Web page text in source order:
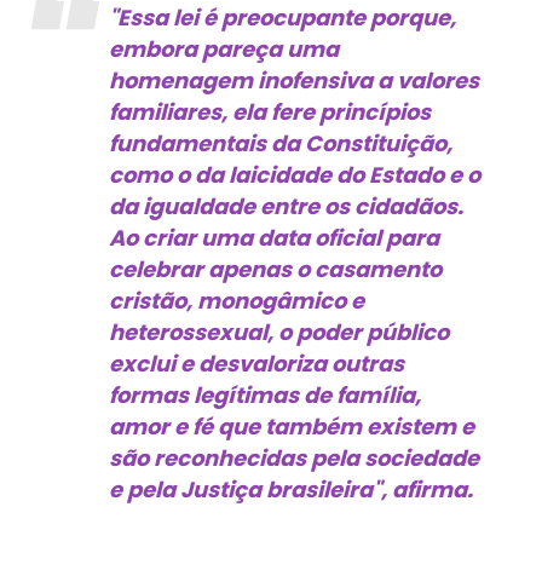
"Essa lei é preocupante porque,
embora pareça uma
homenagem inofensiva a valores
familiares, ela fere princípios
fundamentais da Constituição,
como o da laicidade do Estado e o
da igualdade entre os cidadãos.
Ao criar uma data oficial para
celebrar apenas o casamento
cristão, monogâmico e
heterossexual, o poder público
exclui e desvaloriza outras
formas legítimas de família,
amor e fé que também existem e
são reconhecidas pela sociedade
e pela Justiça brasileira", afirma.